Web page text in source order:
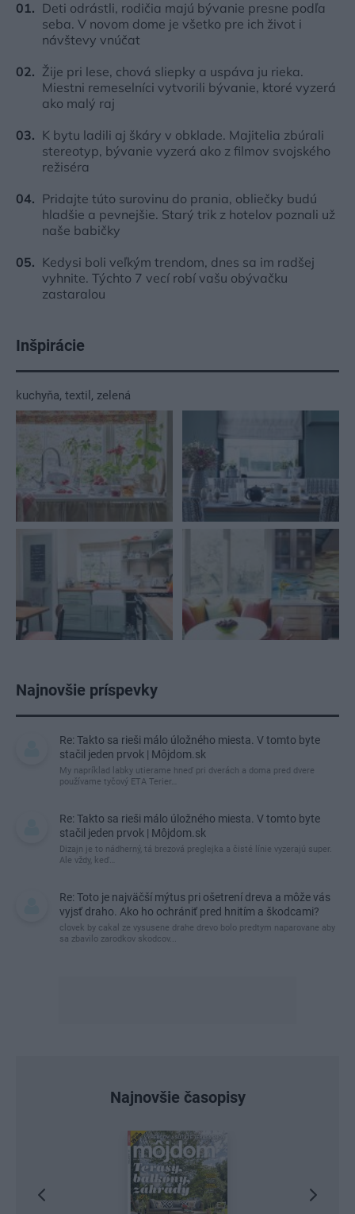
Deti odrástli, rodičia majú bývanie presne podľa
seba. V novom dome je všetko pre ich život i
návštevy vnúčat
Žije pri lese, chová sliepky a uspáva ju rieka.
Miestni remeselníci vytvorili bývanie, ktoré vyzerá
ako malý raj
K bytu ladili aj škáry v obklade. Majitelia zbúrali
stereotyp, bývanie vyzerá ako z filmov svojského
režiséra
Pridajte túto surovinu do prania, obliečky budú
hladšie a pevnejšie. Starý trik z hotelov poznali už
naše babičky
Kedysi boli veľkým trendom, dnes sa im radšej
vyhnite. Týchto 7 vecí robí vašu obývačku
zastaralou
Inšpirácie
kuchyňa, textil , zelená
Najnovšie príspevky
Re: Takto sa rieši málo úložného miesta. V tomto byte
stačil jeden prvok | Môjdom.sk
My napríklad labky utierame hneď pri dverách a doma pred dvere
používame tyčový ETA Terier…
Re: Takto sa rieši málo úložného miesta. V tomto byte
stačil jeden prvok | Môjdom.sk
Dizajn je to nádherný, tá brezová preglejka a čisté línie vyzerajú super.
Ale vždy, keď…
Re: Toto je najväčší mýtus pri ošetrení dreva a môže vás
vyjsť draho. Ako ho ochrániť pred hnitím a škodcami?
clovek by cakal ze vysusene drahe drevo bolo predtym naparovane aby
sa zbavilo zarodkov skodcov...
Najnovšie časopisy